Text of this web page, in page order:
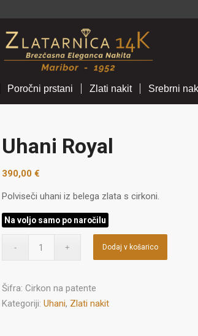
Poročni prstani Zlati nakit Srebrni
Uhani Royal
390,00 €
Polviseči uhani iz belega zlata s cirkoni.
Na voljo samo po naročilu
Dodaj v košarico
Šifra: Cirkon na patente
Kategoriji: Uhani, Zlati nakit